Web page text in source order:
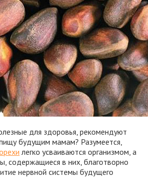
для здоровья, рекомендуют
будущим мамам? Разумеется,
легко усваиваются организмом, а
содержащиеся в них, благотворно
нервной системы будущего